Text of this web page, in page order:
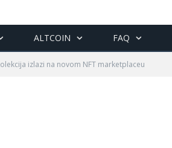
ALTCOIN FAQ
izlazi na novom NFT marketplaceu